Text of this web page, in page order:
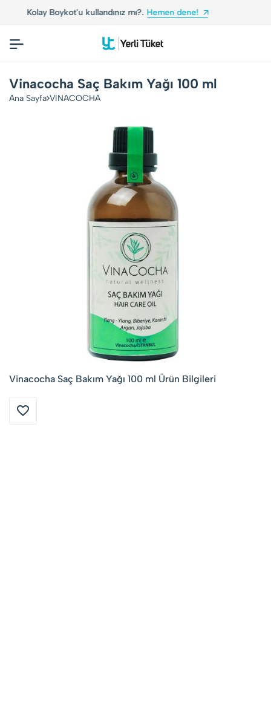
kullandınız mı?.Hemen dene!
Vinacocha Saç Bakım Yağı 100 ml
Ana Sayfa VINACOCHA
Vinacocha Saç Bakım Yağı 100 ml Ürün Bilgileri